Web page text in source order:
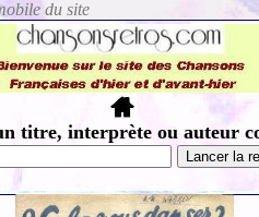
titre, interprète ou auteur